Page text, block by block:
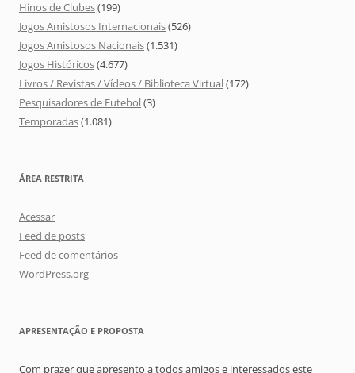
Hinos de Clubes(199)
Jogos Amistosos Internacionais(526)
Jogos Amistosos Nacionais(1.531)
Jogos Históricos(4.677)
Livros / Revistas / Vídeos / Biblioteca Virtual(172)
Pesquisadores de Futebol(3)
Temporadas(1.081)
ÁREA RESTRITA
Acessar
Feed de posts
Feed de comentários
WordPress.org
APRESENTAÇÃO E PROPOSTA
Com prazer que apresento a todos amigos e interessados este